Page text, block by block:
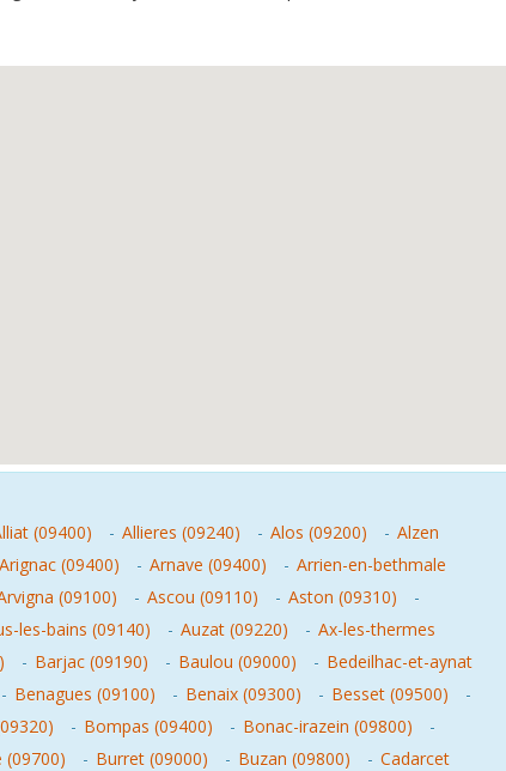
(09400) - Allieres (09240) - Alos (09200) - Alzen
Arignac (09400) - Arnave (09400) - Arrien-en-bethmale
(09100) - Ascou (09110) - Aston (09310)
-
les-bains (09140) - Auzat (09220) - Ax-les-thermes
- Barjac (09190) - Baulou (09000) - Bedeilhac-et-aynat
- Benagues (09100) - Benaix (09300) - Besset (09500)
-
- Bompas (09400) - Bonac-irazein (09800)
-
(09700) - Burret (09000) - Buzan (09800) - Cadarcet